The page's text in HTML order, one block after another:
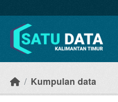
Kumpulan data